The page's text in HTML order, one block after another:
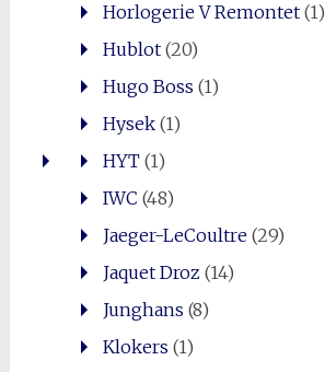
Horlogerie V Remontet(1)
Hublot(20)
Hugo Boss (1)
Hysek(1)
HYT(1)
IWC (48)
Jaeger-LeCoultre(29)
Jaquet Droz (14)
Junghans (8)
Klokers (1)